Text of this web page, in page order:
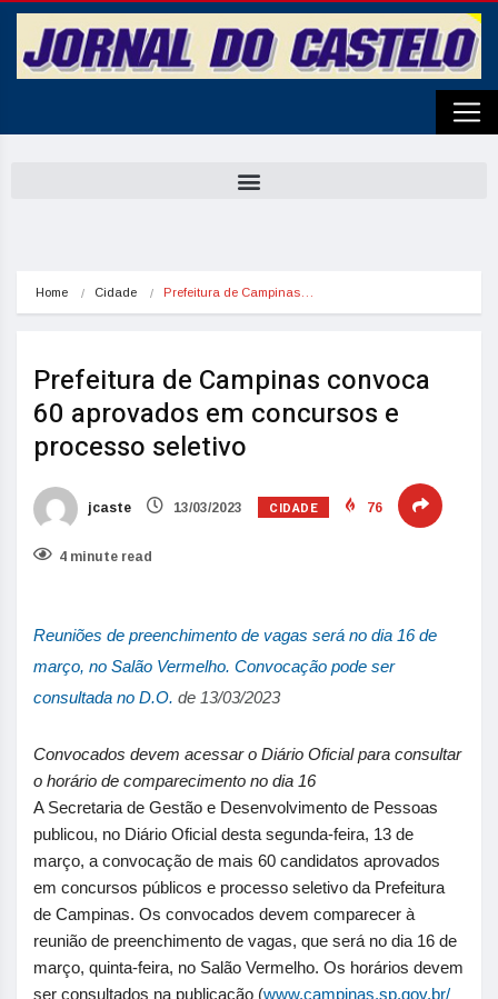
Home Cidade Prefeitura de Campinas…
Prefeitura de Campinas convoca
60 aprovados em concursos e
processo seletivo
jcaste 13/03/2023 CIDADE 76
4 minute read
Reuniões de preenchimento de vagas será no dia 16 de
março, no Salão Vermelho. Convocação pode ser
consultada no D.O. de 13/03/2023
Convocados devem acessar o Diário Oficial para consultar
o horário de comparecimento no dia 16
A Secretaria de Gestão e Desenvolvimento de Pessoas
publicou, no Diário Oficial desta segunda-feira, 13 de
março, a convocação de mais 60 candidatos aprovados
em concursos públicos e processo seletivo da Prefeitura
de Campinas. Os convocados devem comparecer à
reunião de preenchimento de vagas, que será no dia 16 de
março, quinta-feira, no Salão Vermelho. Os horários devem
ser consultados na publicação (www.campinas.sp.gov.br/